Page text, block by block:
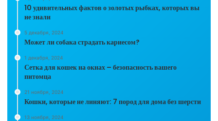
10 удивительных фактов о золотых рыбках, которых вы
не знали
5 декабря, 2024
Может ли собака страдать кариесом?
1 декабря, 2024
Сетка для кошек на окнах – безопасность вашего
питомца
21 ноября, 2024
Кошки, которые не линяют: 7 пород для дома без шерсти
13 ноября, 2024